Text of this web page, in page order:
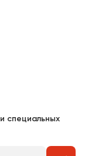
специальных